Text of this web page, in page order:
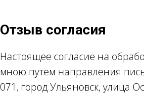
Отзыв согласия
Настоящее согласие на
мною путем направления
071, город Ульяновск, улица